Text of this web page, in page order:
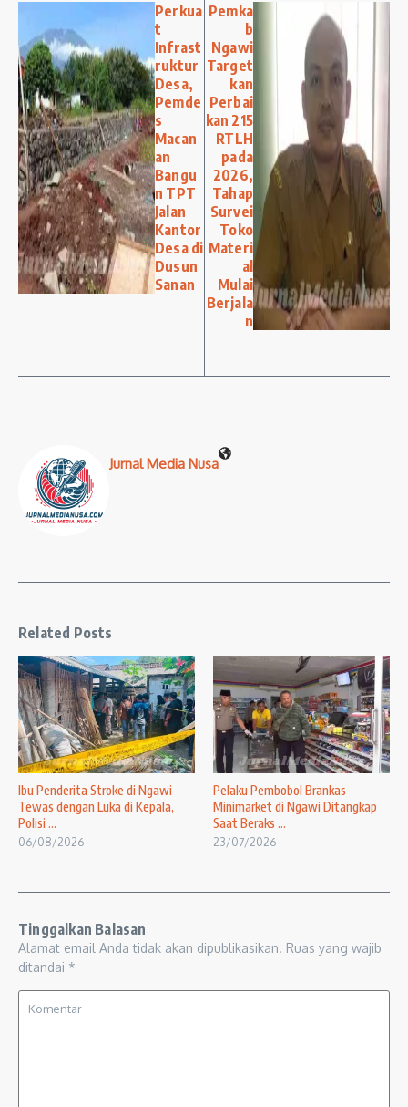
Perkua
t
Infrast
ruktur
Desa,
Pemde
s
Macan
an
Bangu
n TPT
Jalan
Kantor
Desa di
Dusun
Sanan
Pemka
b
Ngawi
Target
kan
Perbai
kan 215
RTLH
pada
2026,
Tahap
Survei
Toko
Materi
al
Mulai
Berjala
n
Jurnal Media Nusa
Related Posts
Ibu Penderita Stroke di Ngawi
Tewas dengan Luka di Kepala,
Polisi ...
06/08/2026
Pelaku Pembobol Brankas
Minimarket di Ngawi Ditangkap
Saat Beraks ...
23/07/2026
Tinggalkan Balasan
Alamat email Anda tidak akan dipublikasikan. Ruas yang wajib
ditandai *